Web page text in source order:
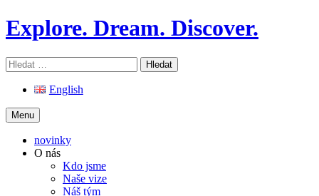
Skip
to
Explore. Dream. Discover.
Vyhledávání
English
Menu
novinky
O nás
Kdo jsme
Naše vize
Náš tým